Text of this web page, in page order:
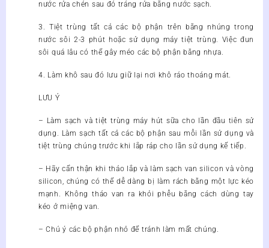
nước rửa chén sau đó tráng rửa bằng nước sạch.
3. Tiệt trùng tất cả các bộ phận trên bằng nhúng trong
nước sôi 2-3 phút hoặc sử dụng máy tiệt trùng. Việc đun
sôi quá lâu có thể gây méo các bộ phận bằng nhựa.
4. Làm khô sau đó lưu giữ lại nơi khô ráo thoáng mát.
LƯU Ý
– Làm sạch và tiệt trùng máy hút sữa cho lần đầu tiên sử
dụng. Làm sạch tất cả các bộ phận sau mỗi lần sử dụng và
tiệt trùng chúng trước khi lắp ráp cho lần sử dụng kế tiếp.
– Hãy cẩn thận khi tháo lắp và làm sạch van silicon và vòng
silicon, chúng có thể dễ dàng bị làm rách bằng một lực kéo
mạnh. Không tháo van ra khỏi phễu bằng cách dùng tay
kéo ở miệng van.
– Chú ý các bộ phận nhỏ để tránh làm mất chúng.